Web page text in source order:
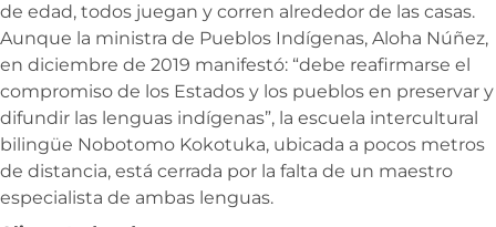
de edad, todos juegan y corren alrededor de las casas.
Aunque la ministra de Pueblos Indígenas, Aloha Núñez,
en diciembre de 2019 manifestó: “debe reafirmarse el
compromiso de los Estados y los pueblos en preservar y
difundir las lenguas indígenas”, la escuela intercultural
bilingüe Nobotomo Kokotuka, ubicada a pocos metros
de distancia, está cerrada por la falta de un maestro
especialista de ambas lenguas.